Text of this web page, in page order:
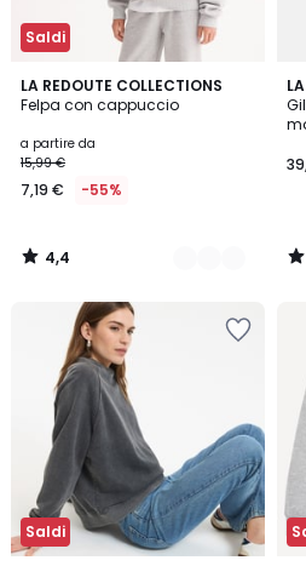
Saldi
LA REDOUTE COLLECTIONS
Felpa con cappuccio
Prezzo
a
partire
7,19
€
sconto
applicato.
a partire da
15,99 €
7,19 € -55%
4,4
/ 5
2
Colori
4,4
/
/
2
/
Saldi